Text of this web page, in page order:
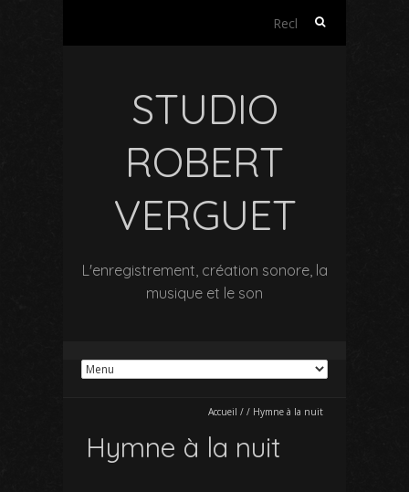
Rechercher :
STUDIO
ROBERT
VERGUET
L'enregistrement, création sonore, la
musique et le son
Accueil / / Hymne à la nuit
Hymne à la nuit